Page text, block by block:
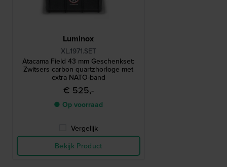
Luminox
XL.1971.SET
Atacama Field 43 mm Geschenkset:
Zwitsers carbon quartzhorloge met
extra NATO-band
€ 525,-
● Op voorraad
Vergelijk
Bekijk Product